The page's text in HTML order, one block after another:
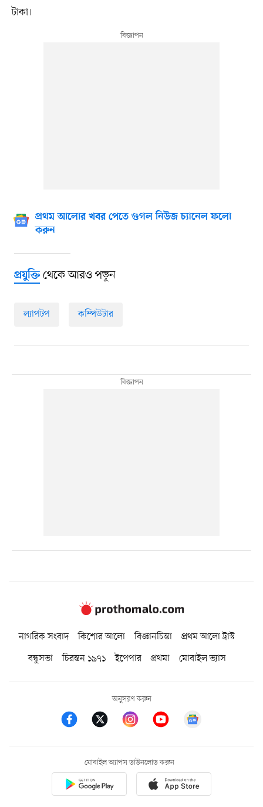
টাকা।
প্রথম আলোর খবর পেতে গুগল নিউজ চ্যানেল ফলো
করুন
প্রযুক্তিথেকে আরও পড়ুন
ল্যাপটপ কম্পিউটার
নাগরিক সংবাদ কিশোর আলো বিজ্ঞানচিন্তা
প্রথম আলো ট্রাস্ট
বন্ধুসভা
চিরন্তন ১৯৭১ ইপেপার প্রথমা মোবাইল ভ্যাস
অনুসরণ করুন
মোবাইল অ্যাপস ডাউনলোড করুন